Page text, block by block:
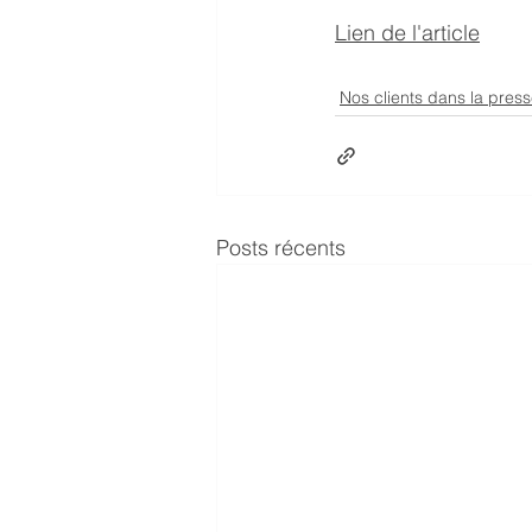
Lien de l'article
Nos clients dans la
Posts récents